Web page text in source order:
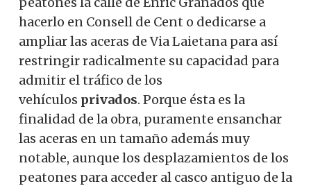
hacerlo en Consell de Cent o dedicarse a
ampliar las aceras de Via Laietana para así
restringir radicalmente su capacidad para
admitir el tráfico de los
vehículos privados. Porque ésta es la
finalidad de la obra, puramente ensanchar
las aceras en un tamaño además muy
notable, aunque los desplazamientos de los
peatones para acceder al casco antiguo de la